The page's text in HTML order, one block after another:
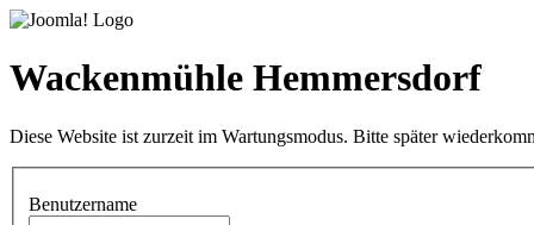
Wackenmühle Hemmersdorf
Diese Website ist zurzeit im Wartungsmodus. Bitte später
Benutzername